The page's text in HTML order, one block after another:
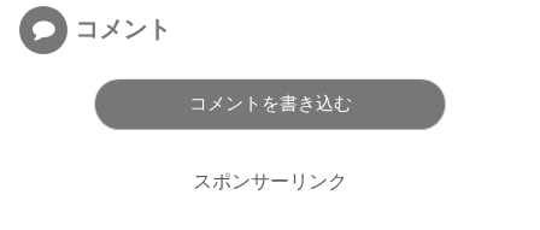
コメント
コメントを書き込む
スポンサーリンク